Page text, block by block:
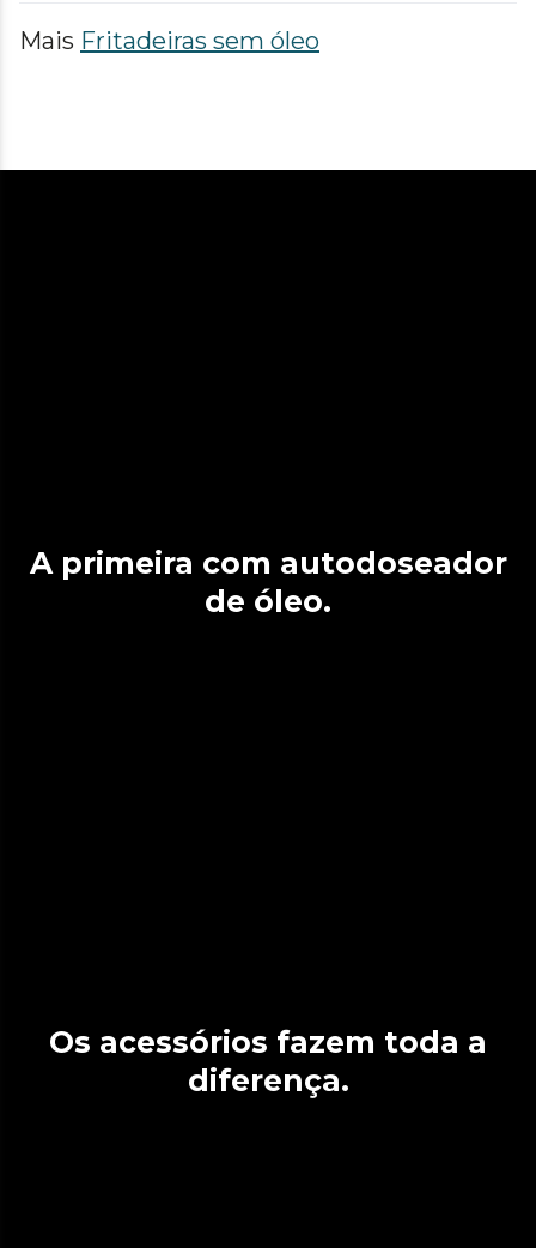
Mais Fritadeiras sem óleo
A primeira com autodoseador
de óleo.
Os acessórios fazem toda a
diferença.